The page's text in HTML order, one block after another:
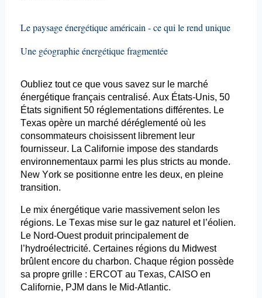
Le paysage énergétique américain - ce qui le rend unique
Une géographie énergétique fragmentée
Oubliez tout ce que vous savez sur le marché
énergétique français centralisé. Aux États-Unis, 50
États signifient 50 réglementations différentes. Le
Texas opère un marché déréglementé où les
consommateurs choisissent librement leur
fournisseur. La Californie impose des standards
environnementaux parmi les plus stricts au monde.
New York se positionne entre les deux, en pleine
transition.
Le mix énergétique varie massivement selon les
régions. Le Texas mise sur le gaz naturel et l’éolien.
Le Nord-Ouest produit principalement de
l’hydroélectricité. Certaines régions du Midwest
brûlent encore du charbon. Chaque région possède
sa propre grille : ERCOT au Texas, CAISO en
Californie, PJM dans le Mid-Atlantic.